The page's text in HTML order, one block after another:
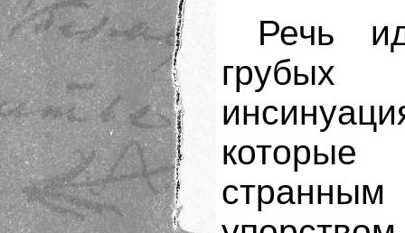
Речь
грубых
странным